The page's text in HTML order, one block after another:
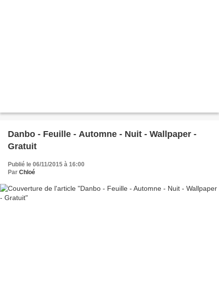
Danbo - Feuille - Automne - Nuit - Wallpaper -
Gratuit
Publié le 06/11/2015 à 16:00
Par Chloé